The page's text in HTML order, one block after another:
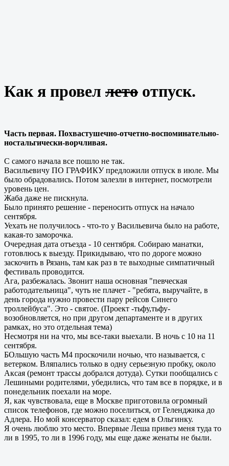
Как я провел лето отпуск.
Часть первая. Похвастушечно-отчетно-воспоминательно-
ностальгически-ворчливая.
С самого начала все пошло не так.
Васильевичу ПО ГРАФИКУ предложили отпуск в июле. Мы
было обрадовались. Потом залезли в интернет, посмотрели
уровень цен.
Жаба даже не пискнула.
Было принято решение - переносить отпуск на начало
сентября.
Уехать не получилось - что-то у Васильевича было на работе,
какая-то заморочка.
Очередная дата отъезда - 10 сентября. Собираю манатки,
готовлюсь к выезду. Прикидываю, что по дороге можно
заскочить в Рязань, там как раз в те выходные симпатичный
фестиваль проводится.
Ага, разбежалась. Звонит наша основная "певческая
работодательница", чуть не плачет - "ребята, выручайте, в
день города нужно провести пару рейсов Синего
троллейбуса". Это - святое. (Проект -тьфу,тьфу-
возобновляется, но при другом департаменте и в других
рамках, но это отдельная тема)
Несмотря ни на что, мы все-таки выехали. В ночь с 10 на 11
сентября.
БОльшую часть М4 проскочили ночью, что называется, с
ветерком. Вляпались только в одну серьезную пробку, около
Аксая (ремонт трассы добрался дотуда). Сутки пообщались с
Лешиными родителями, убедились, что там все в порядке, и в
понедельник поехали на море.
Я, как чувствовала, еще в Москве приготовила огромный
список телефонов, где можно поселиться, от Геленджика до
Адлера. Но мой консерватор сказал: едем в Ольгинку.
Я очень люблю это место. Впервые Леша привез меня туда то
ли в 1995, то ли в 1996 году, мы еще даже женаты не были.